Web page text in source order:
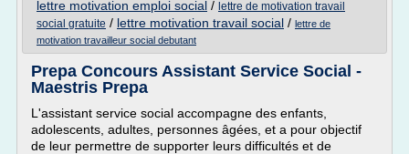
lettre motivation emploi social / lettre de motivation travail
social gratuite / lettre motivation travail social / lettre de
motivation travailleur social debutant
Prepa Concours Assistant Service Social -
Maestris Prepa
L'assistant service social accompagne des enfants,
adolescents, adultes, personnes âgées, et a pour objectif
de leur permettre de supporter leurs difficultés et de